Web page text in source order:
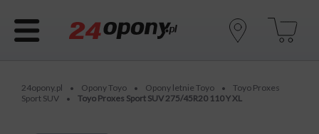
24opony.pl • Opony Toyo • Opony letnie Toyo •
Toyo Proxes
Sport SUV
• Toyo Proxes Sport SUV 275/45R20 110 Y XL